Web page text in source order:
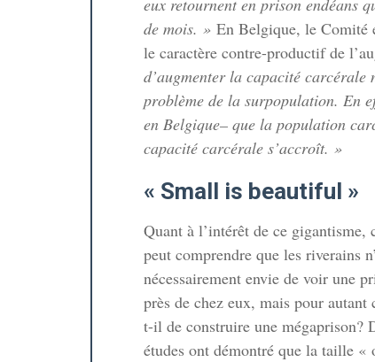
eux retournent en prison endéans
de mois. » En Belgique, le Comité
le caractère contre-productif de
d’augmenter la capacité carcérale
problème de la surpopulation. En
en Belgique– que la population
capacité carcérale s’accroît. »
« Small is beautiful »
Quant à l’intérêt de ce gigantisme,
peut comprendre que les riverains
nécessairement envie de voir une
près de chez eux, mais pour autant
t-il de construire une mégaprison?
études ont démontré que la taille «